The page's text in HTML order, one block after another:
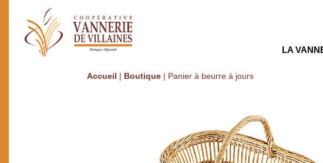
LA
Accueil | Boutique| Panier à beurre à jours